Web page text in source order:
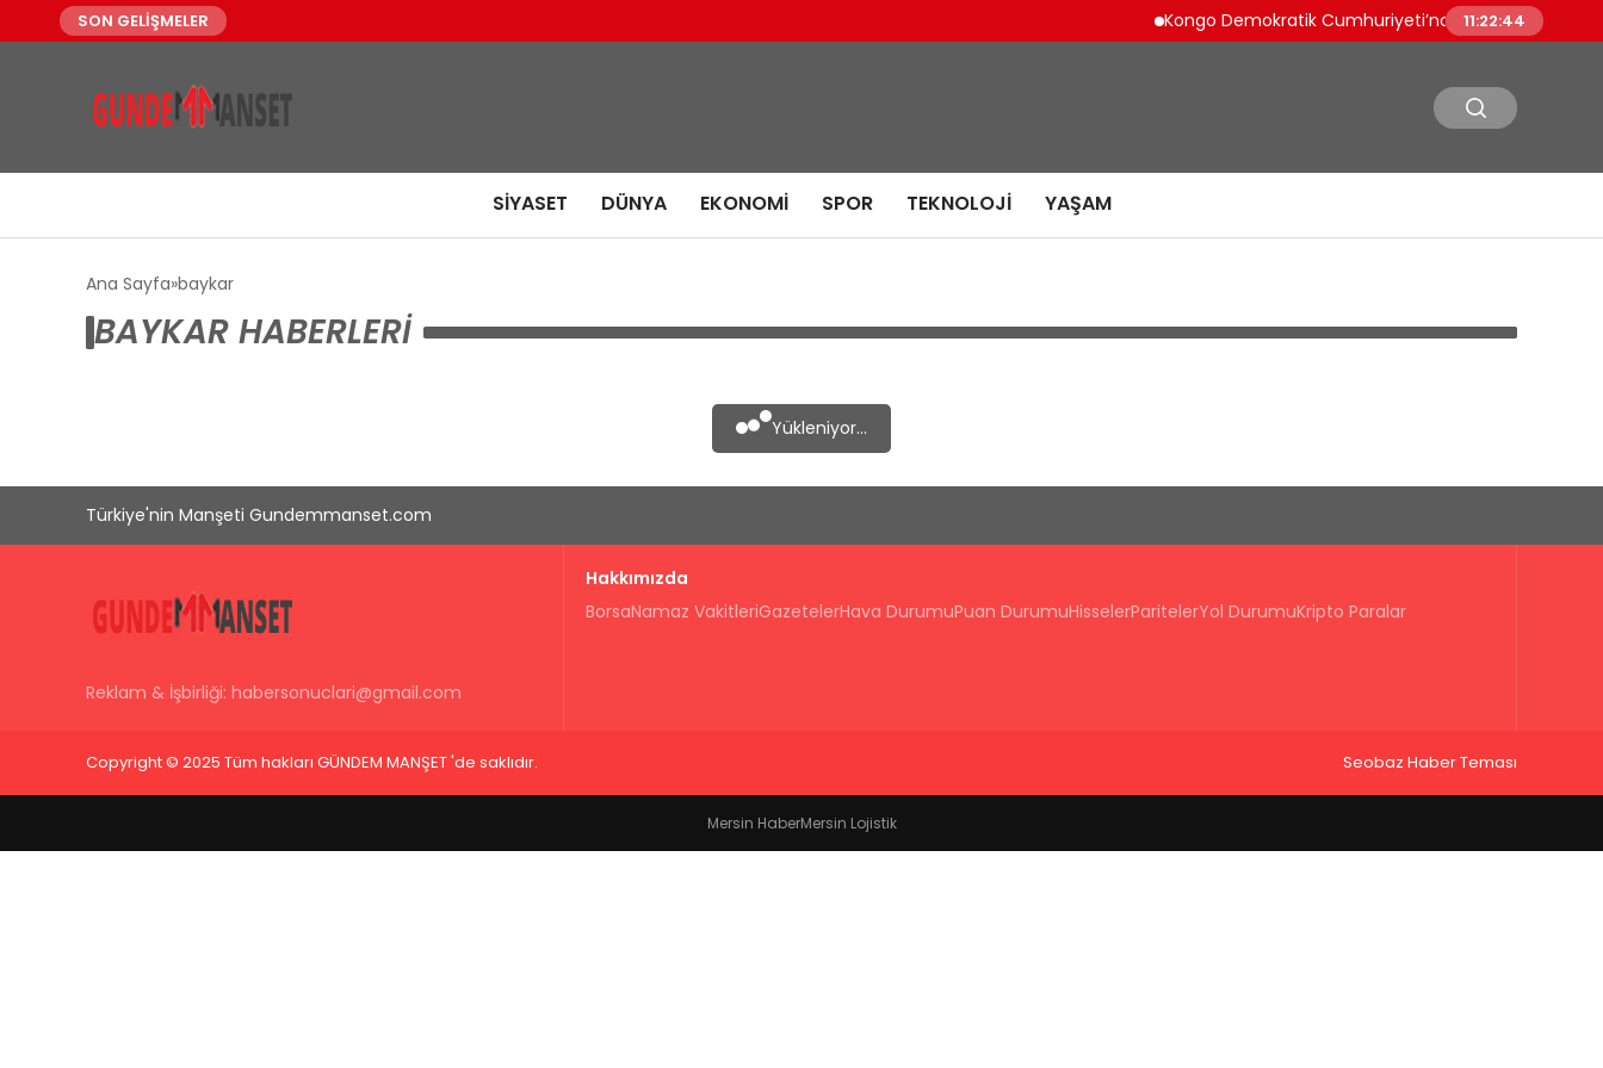
SON GELİŞMELER Kongo Demokratik Cumhuriyeti’nde Ebola Salgını
11:22:44
SIYASET DÜNYA EKONOMI SPOR TEKNOLOJI YAŞAM
Ana Sayfa baykar
BAYKAR HABERLERI
Yükleniyor...
Türkiye'nin Manşeti Gundemmanset.com
Reklam & İşbirliği: habersonuclari@gmail.com
Hakkımızda
BorsaNamaz VakitleriGazetelerHava DurumuPuan DurumuHisselerParitelerYol DurumuKripto Paralar
Copyright © 2025 Tüm hakları GÜNDEM MANŞET 'de saklıdır. Seobaz Haber Teması
Mersin HaberMersin Lojistik